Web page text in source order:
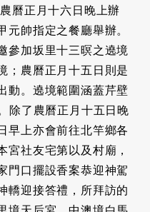
曆正月十六日晚上辦
元帥指定之餐廳舉辦。
參加坂里十三暝之遶境
；農曆正月十五日則是
動。遶境範圍涵蓋芹壁
除了農曆正月十五日晚
早上亦會前往北竿鄉各
宮社友宅第以及村廟，
門口擺設香案恭迎神駕
轎迎接答禮，所拜訪的